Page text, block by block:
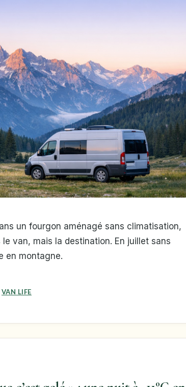
un fourgon aménagé sans climatisation,
le van, mais la destination. En juillet sans
en montagne.
VAN LIFE